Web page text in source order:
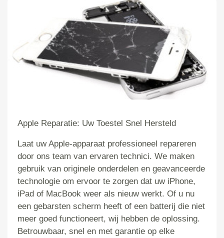
Apple Reparatie: Uw Toestel Snel Hersteld
Laat uw Apple-apparaat professioneel repareren
door ons team van ervaren technici. We maken
gebruik van originele onderdelen en geavanceerde
technologie om ervoor te zorgen dat uw iPhone,
iPad of MacBook weer als nieuw werkt. Of u nu
een gebarsten scherm heeft of een batterij die niet
meer goed functioneert, wij hebben de oplossing.
Betrouwbaar, snel en met garantie op elke